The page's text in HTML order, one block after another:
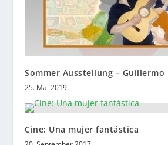
Sommer Ausstellung – Guillermo
25. Mai 2019
Cine: Una mujer fantástica